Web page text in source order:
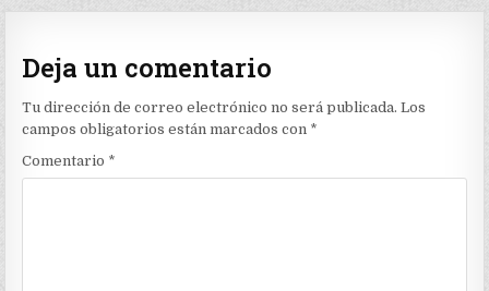
Deja un comentario
Tu dirección de correo electrónico no será publicada. Los
campos obligatorios están marcados con *
Comentario *